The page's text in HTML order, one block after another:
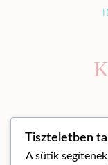
Tiszteletben
A sütik